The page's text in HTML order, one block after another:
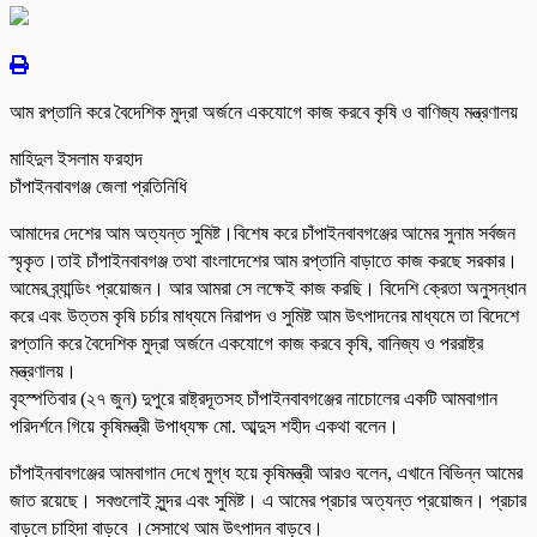
আম রপ্তানি করে বৈদেশিক মুদ্রা অর্জনে একযোগে কাজ করবে কৃষি ও বাণিজ্য মন্ত্রণালয়
মাহিদুল ইসলাম ফরহাদ
চাঁপাইনবাবগঞ্জ জেলা প্রতিনিধি
আমাদের দেশের আম অত্যন্ত সুমিষ্ট।বিশেষ করে চাঁপাইনবাবগঞ্জের আমের সুনাম সর্বজন
স্মৃকৃত।তাই চাঁপাইনবাবগঞ্জ তথা বাংলাদেশের আম রপ্তানি বাড়াতে কাজ করছে সরকার।
আমের ব্র্যান্ডিং প্রয়োজন। আর আমরা সে লক্ষেই কাজ করছি। বিদেশি ক্রেতা অনুসন্ধান
করে এবং উত্তম কৃষি চর্চার মাধ্যমে নিরাপদ ও সুমিষ্ট আম উৎপাদনের মাধ্যমে তা বিদেশে
রপ্তানি করে বৈদেশিক মুদ্রা অর্জনে একযোগে কাজ করবে কৃষি, বানিজ্য ও পররাষ্ট্র
মন্ত্রণালয়।
বৃহস্পতিবার (২৭ জুন) দুপুরে রাষ্ট্রদূতসহ চাঁপাইনবাবগঞ্জের নাচোলের একটি আমবাগান
পরিদর্শনে গিয়ে কৃষিমন্ত্রী উপাধ্যক্ষ মো. আব্দুস শহীদ একথা বলেন।
চাঁপাইনবাবগঞ্জের আমবাগান দেখে মুগ্ধ হয়ে কৃষিমন্ত্রী আরও বলেন, এখানে বিভিন্ন আমের
জাত রয়েছে। সবগুলোই সুন্দর এবং সুমিষ্ট। এ আমের প্রচার অত্যন্ত প্রয়োজন। প্রচার
বাড়লে চাহিদা বাড়বে ।সেসাথে আম উৎপাদন বাড়বে।